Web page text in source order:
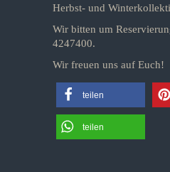
Herbst- und
Wir bitten um
4247400.
Wir freuen uns auf Euch!
teilen
teilen